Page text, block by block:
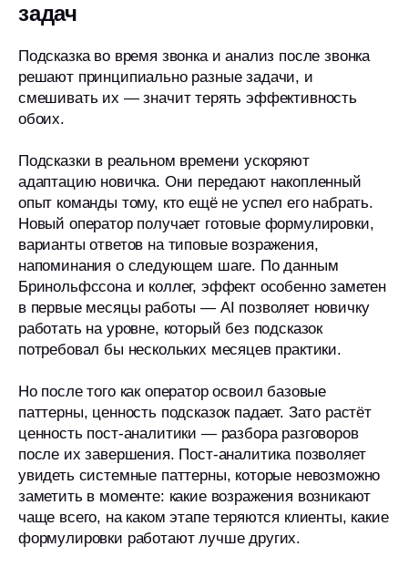
задач
Подсказка во время звонка и анализ после звонка
решают принципиально разные задачи, и
смешивать их — значит терять эффективность
обоих.
Подсказки в реальном времени ускоряют
адаптацию новичка. Они передают накопленный
опыт команды тому, кто ещё не успел его набрать.
Новый оператор получает готовые формулировки,
варианты ответов на типовые возражения,
напоминания о следующем шаге. По данным
Бринольфссона и коллег, эффект особенно заметен
в первые месяцы работы — AI позволяет новичку
работать на уровне, который без подсказок
потребовал бы нескольких месяцев практики.
Но после того как оператор освоил базовые
паттерны, ценность подсказок падает. Зато растёт
ценность пост-аналитики — разбора разговоров
после их завершения. Пост-аналитика позволяет
увидеть системные паттерны, которые невозможно
заметить в моменте: какие возражения возникают
чаще всего, на каком этапе теряются клиенты, какие
формулировки работают лучше других.